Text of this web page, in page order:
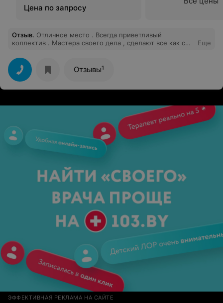
Цена по запросу
Отзыв. Отличное место . Всегда приветливый
коллектив . Мастера своего дела , сделают все как с
Еще
Отзывы1
ЭФФЕКТИВНАЯ РЕКЛАМА НА САЙТЕ